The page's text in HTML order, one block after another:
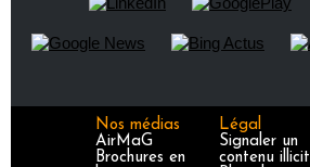
Nos médias
AirMaG
Brochures en
Légal
Signaler un
contenu